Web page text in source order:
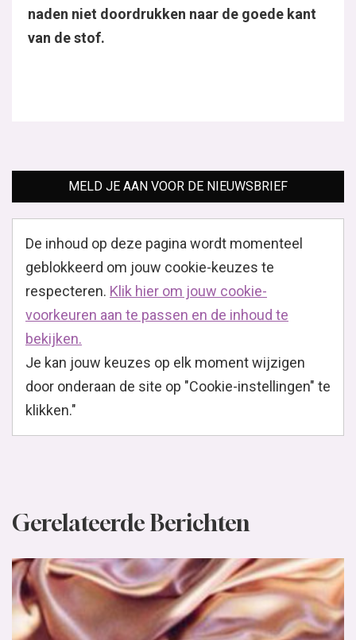
naden niet doordrukken naar de goede kant
van de stof.
MELD JE AAN VOOR DE NIEUWSBRIEF
De inhoud op deze pagina wordt momenteel
geblokkeerd om jouw cookie-keuzes te
respecteren. Klik hier om jouw cookie-
voorkeuren aan te passen en de inhoud te
bekijken.
Je kan jouw keuzes op elk moment wijzigen
door onderaan de site op "Cookie-instellingen" te
klikken."
Gerelateerde Berichten